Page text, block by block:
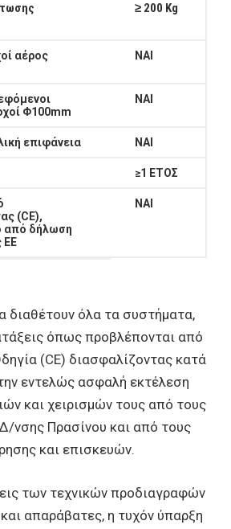
≥ 200 Kg
αέρος
ΝΑΙ
Φ100mm
ΝΑΙ
επιφάνεια ΝΑΙ
≥1 ΕΤΟΣ
(CE),
από δήλωση
ΕΕ
ΝΑΙ
διαθέτουν όλα τα συστήματα,
όπως προβλέπονται από
(CE) διασφαλίζοντας κατά
εντελώς ασφαλή εκτέλεση
και χειρισμών τους από τους
νσης Πρασίνου και από τους
και επισκευών.
των τεχνικών προδιαγραφών
απαράβατες, η τυχόν ύπαρξη